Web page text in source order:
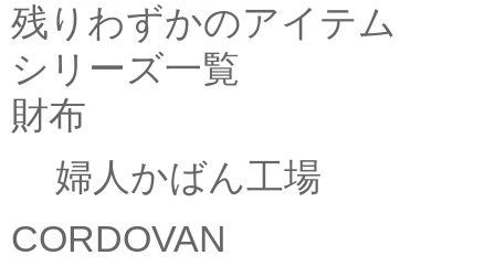
残りわずかのアイテム
シリーズ一覧
財布
婦人かばん工場
CORDOVAN